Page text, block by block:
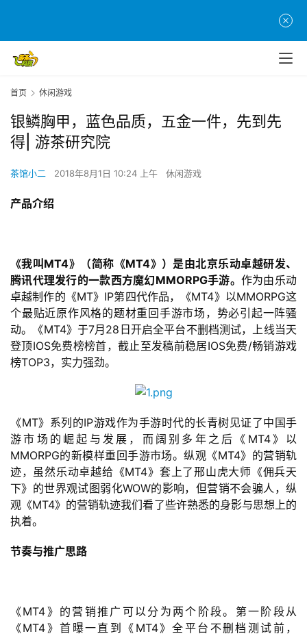
首页 休闲游戏
银鳞胸甲，蓝色品质，五金一件，先到先
得| 游茶研究院
茶馆小二 2018年8月1日 10:24 上午 休闲游戏
产品介绍
《我叫MT4》（简称《MT4》）是由北京乐动卓越研发、
腾讯代理发行的一款西方魔幻MMORPG手游。 作为由乐动
卓越制作的《MT》IP第四代作品，《MT4》以MMORPG这
个最贴近原作风格的题材重回手游市场，势必引起一阵骚
动。《MT4》于7月28日开启全平台不删档测试，上线当天
登顶IOS免费榜榜首，截止至发稿前稳居IOS免费/畅销游戏
榜TOP3，实力强劲。
《MT》系列的IP游戏作为手游时代的长青树见证了中国手
游市场的崛起与发展，而阔别多年之后《MT4》以
MMORPG的新模样重回手游市场。纵观《MT4》的营销轨
迹，虽然乐动卓越给《MT4》套上了邢山虎大师《佣兵天
下》的世界观试图弱化WOW的影响，但营销不会骗人，纵
观《MT4》的营销轨迹我们看了些许熟悉的身影与思想上的
执着。
节奏与推广思路
《MT4》的营销推广可以分为两个阶段。第一阶段从
《MT4》首曝一直到《MT4》全平台不删档测试前，